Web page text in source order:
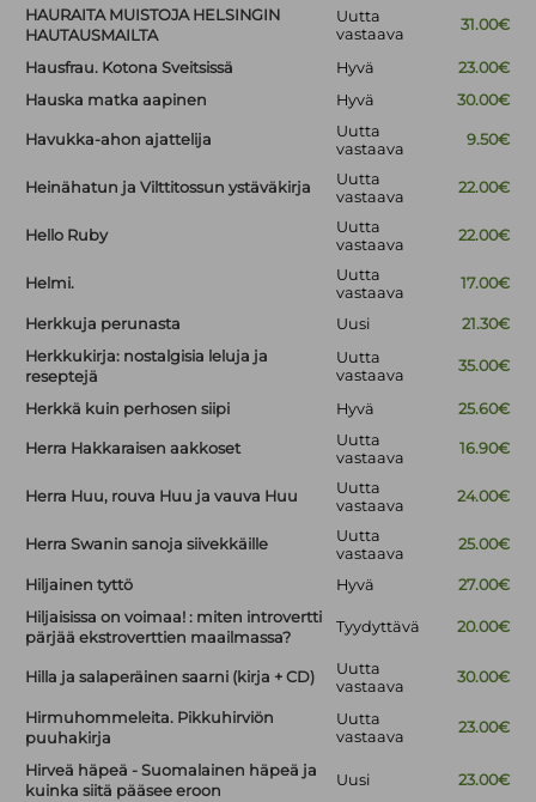
HAURAITA MUISTOJA HELSINGIN
HAUTAUSMAILTA
Uutta
vastaava
31.00€
Hausfrau. Kotona Sveitsissä Hyvä
23.00€
Hauska matka aapinen
Hyvä 30.00€
Havukka-ahon ajattelija
Uutta
vastaava
9.50€
Heinähatun ja Vilttitossun ystäväkirja
Uutta
vastaava
22.00€
Hello Ruby
Uutta
vastaava
22.00€
Helmi.
Uutta
vastaava
17.00€
Herkkuja perunasta Uusi
21.30€
Herkkukirja: nostalgisia leluja ja
reseptejä
Uutta
vastaava
35.00€
Herkkä kuin perhosen siipi Hyvä 25.60€
Herra Hakkaraisen aakkoset
Uutta
vastaava
16.90€
Herra Huu, rouva Huu ja vauva Huu
Uutta
vastaava
24.00€
Herra Swanin sanoja siivekkäille
Uutta
vastaava
25.00€
Hiljainen tyttö Hyvä
27.00€
Hiljaisissa on voimaa! : miten introvertti
pärjää ekstroverttien maailmassa?
Tyydyttävä 20.00€
Hilla ja salaperäinen saarni (kirja + CD)
Uutta
vastaava
30.00€
Hirmuhommeleita. Pikkuhirviön
puuhakirja
Uutta
vastaava
23.00€
Hirveä häpeä - Suomalainen häpeä ja
kuinka siitä pääsee eroon
Uusi 23.00€